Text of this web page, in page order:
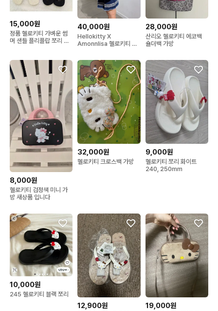
15,000원
정품 헬로키티 가벼운 썸
머 샌들 플리플랍 쪼리 슬
40,000원
Hellokitty X
Amonnlisa 헬로키티 아
28,000원
산리오 헬로키티 에코백
숄더백 가방
8,000원
헬로키티 검정색 미니 가
방 새상품 입니다
32,000원
헬로키티 크로스백 가방
9,000원
헬로키티 쪼리 화이트
240, 250mm
10,000원
245 헬로키티 블랙 쪼리
12,900원 19,000원